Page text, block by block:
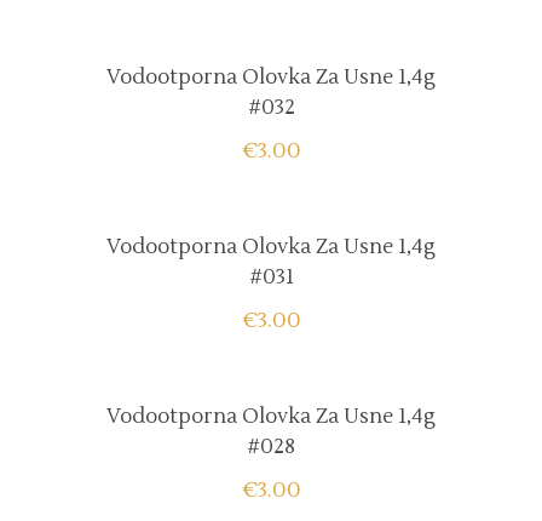
Vodootporna Olovka Za Usne 1,4g
#032
€3.00
Vodootporna Olovka Za Usne 1,4g
#031
€3.00
Vodootporna Olovka Za Usne 1,4g
#028
€3.00